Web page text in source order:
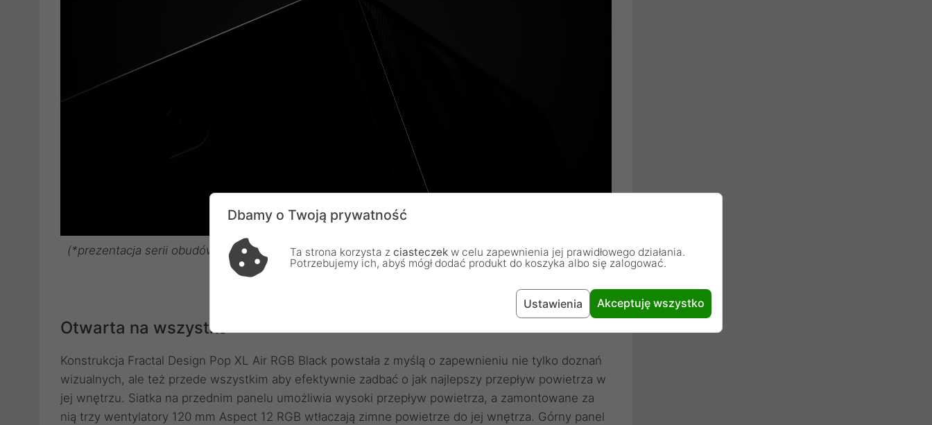
(*prezentacja serii obudów Fractal Design Pop XL Air przedstawia również inne modele niż FD-C-
POR1X-06)
Otwarta na wszystko
Konstrukcja Fractal Design Pop XL Air RGB Black powstała z myślą o zapewnieniu nie tylko doznań
wizualnych, ale też przede wszystkim aby efektywnie zadbać o jak najlepszy przepływ powietrza w
jej wnętrzu. Siatka na przednim panelu umożliwia wysoki przepływ powietrza, a zamontowane za
nią trzy wentylatory 120 mm Aspect 12 RGB wtłaczają zimne powietrze do jej wnętrza. Górny panel
Dbamy o Twoją prywatność
Ta strona korzysta z ciasteczek w celu zapewnienia jej prawidłowego działania.
Potrzebujemy ich, abyś mógł dodać produkt do koszyka albo się zalogować.
Ustawienia Akceptuję wszystko